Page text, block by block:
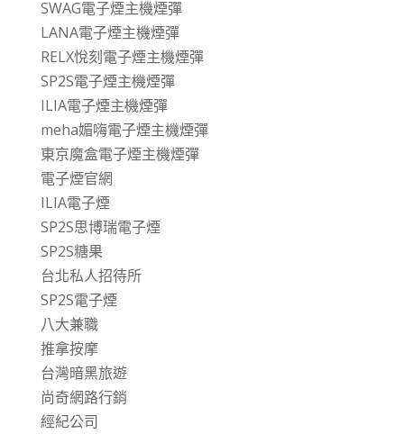
SWAG電子煙主機煙彈
LANA電子煙主機煙彈
RELX悅刻電子煙主機煙彈
SP2S電子煙主機煙彈
ILIA電子煙主機煙彈
meha媚嗨電子煙主機煙彈
東京魔盒電子煙主機煙彈
電子煙官網
ILIA電子煙
SP2S思博瑞電子煙
SP2S糖果
台北私人招待所
SP2S電子煙
八大兼職
推拿按摩
台灣暗黑旅遊
尚奇網路行銷
經紀公司